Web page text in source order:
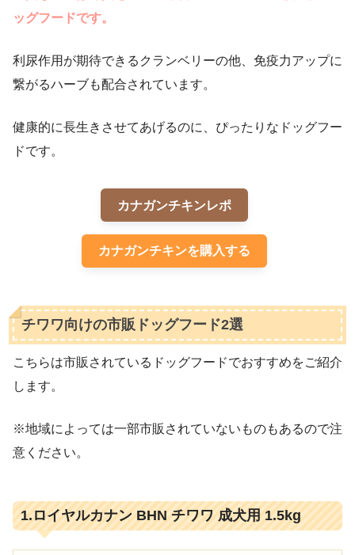
ッグフードです。
利尿作用が期待できるクランベリーの他、免疫力アップに
繋がるハーブも配合されています。
健康的に長生きさせてあげるのに、ぴったりなドッグフー
ドです。
カナガンチキンレポ
カナガンチキンを購入する
チワワ向けの市販ドッグフード2選
こちらは市販されているドッグフードでおすすめをご紹介
します。
※地域によっては一部市販されていないものもあるので注
意ください。
1.ロイヤルカナン BHN チワワ 成犬用 1.5kg